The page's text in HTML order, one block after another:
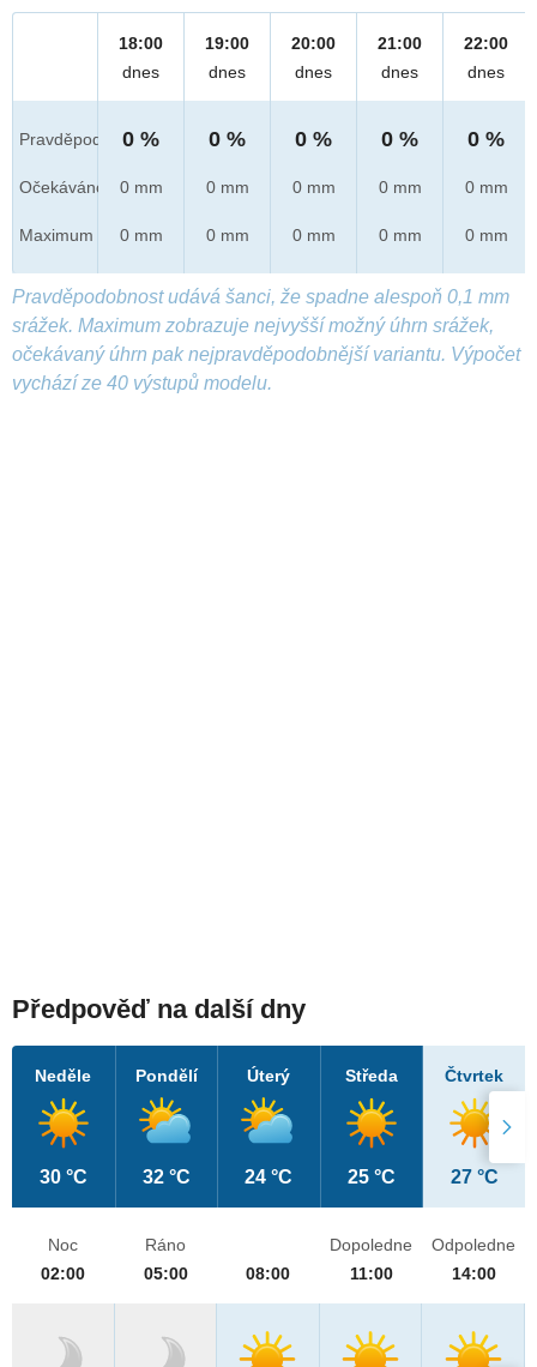
Pravděpod.
Očekáváno
Maximum
18:00
dnes
0 %
0 mm
0 mm
19:00
dnes
0 %
0 mm
0 mm
20:00
dnes
0 %
0 mm
0 mm
21:00
dnes
0 %
0 mm
0 mm
22:00
dnes
0 %
0 mm
0 mm
Pravděpodobnost udává šanci, že spadne alespoň 0,1 mm
srážek. Maximum zobrazuje nejvyšší možný úhrn srážek,
očekávaný úhrn pak nejpravděpodobnější variantu. Výpočet
vychází ze 40 výstupů modelu.
Předpověď na další dny
Neděle
30 °C
Pondělí
32 °C
Úterý
24 °C
Středa
25 °C
Čtvrtek
27 °C
Noc
02:00
Ráno
05:00
08:00
Dopoledne
11:00
Odpoledne
14:00